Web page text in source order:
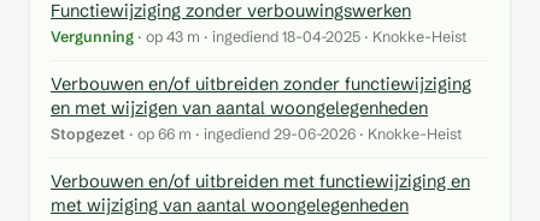
Functiewijziging zonder verbouwingswerken
Vergunning · op 43 m · ingediend 18-04-2025 · Knokke-Heist
Verbouwen en/of uitbreiden zonder functiewijziging
en met wijzigen van aantal woongelegenheden
Stopgezet · op 66 m · ingediend 29-06-2026 · Knokke-Heist
Verbouwen en/of uitbreiden met functiewijziging en
met wijziging van aantal woongelegenheden